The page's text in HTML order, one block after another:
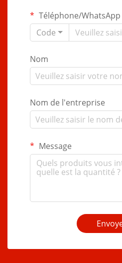
Téléphone/WhatsApp
Code
Nom
Nom de l'entreprise
Message